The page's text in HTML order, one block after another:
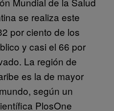
se realiza este
por ciento de los
y casi el 66 por
La región de
es la de mayor
según un
PlosOne